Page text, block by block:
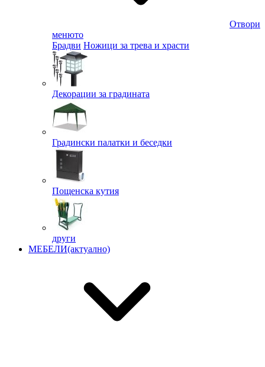
Отвори
менюто
Брадви Ножици за трева и храсти
Декорации за градината
Градински палатки и беседки
Пощенска кутия
други
МЕБЕЛИ(актуално)